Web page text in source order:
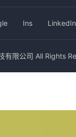
Ins LinkedIn
限公司 All Rights